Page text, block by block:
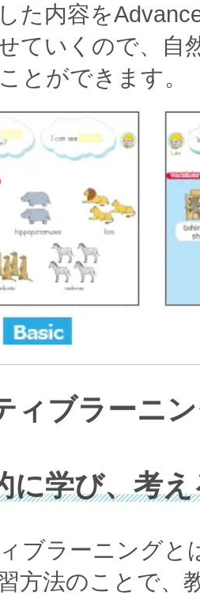
た内容を
ていくので、自
とができます。
ィブラーニ
に学び、考
ブラーニングと
方法のことで、